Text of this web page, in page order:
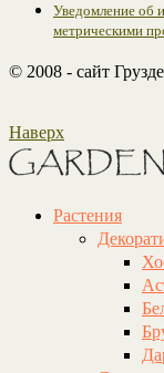
Уведомление об
метрическими
© 2008 - сайт
Наверх
Растения